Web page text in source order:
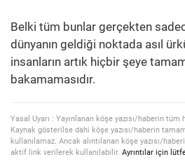
Belki tüm bunlar gerçekten
dünyanın geldiği noktada asıl
insanların artık hiçbir şeye
bakamamasıdır.
Yasal Uyarı : Yayınlanan köşe yazısı/haberin
Kaynak gösterilse dahi köşe yazısı/haberin
kullanılamaz. Ancak alıntılanan köşe yazısı/
aktif link verilerek kullanılabilir. Ayrıntılar için